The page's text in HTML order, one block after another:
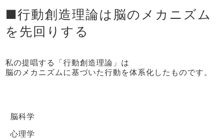
■行動創造理論は脳のメカニズム
を先回りする
私の提唱する「行動創造理論」は
脳のメカニズムに基づいた行動を体系化したものです。
脳科学
心理学